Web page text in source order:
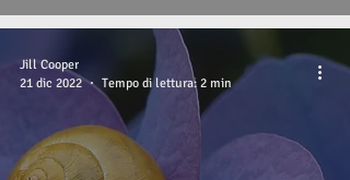
Jill Cooper
21 dic 2022
Tempo di lettura: 2 min